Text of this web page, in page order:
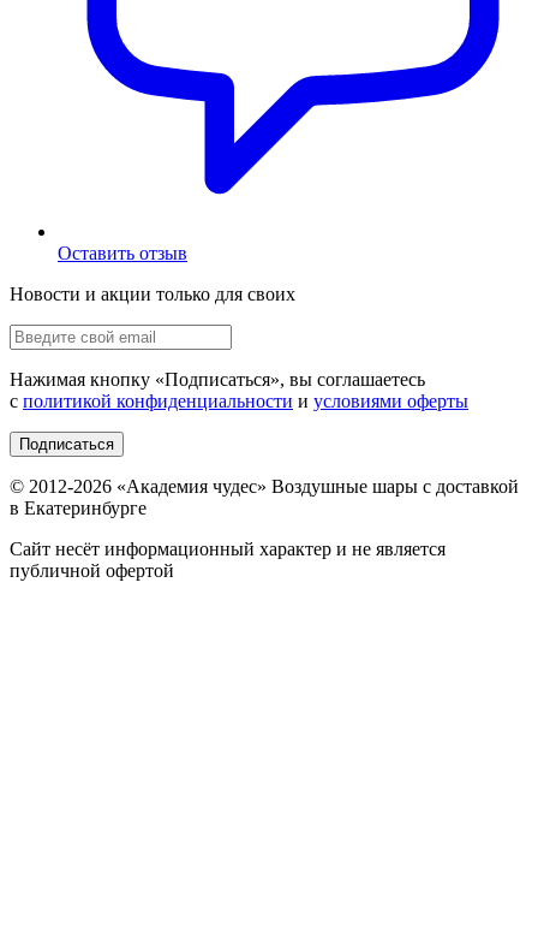
Оставить отзыв
Новости и акции только для своих
Нажимая кнопку «Подписаться», вы соглашаетесь
с политикой конфиденциальности и условиями оферты
Подписаться
© 2012-2026 «Академия чудес» Воздушные шары с доставкой
в Екатеринбурге
Сайт несёт информационный характер и не является
публичной офертой